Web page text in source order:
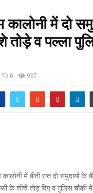
कालोनी में दो
तोड़े व पल्ला
0 967
में बीती रात दो समुदायों
के शीशे तोड़ दिए व पुलिस चौकी